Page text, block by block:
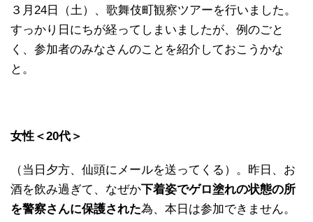
３月24日（土）、歌舞伎町観察ツアーを行いました。
すっかり日にちが経ってしまいましたが、例のごと
く、参加者のみなさんのことを紹介しておこうかな
と。
女性＜20代＞
（当日夕方、仙頭にメールを送ってくる）。昨日、お
酒を飲み過ぎて、なぜか下着姿でゲロ塗れの状態の所
を警察さんに保護された為、本日は参加できません。